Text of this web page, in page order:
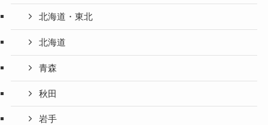
北海道・東北
北海道
青森
秋田
岩手